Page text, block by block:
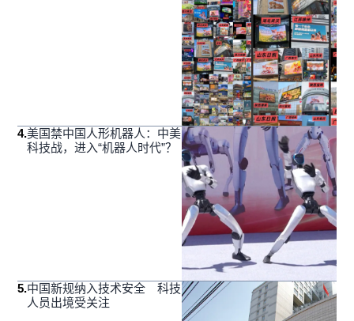
4.美国禁中国人形机器人：中美
科技战，进入“机器人时代”？
5.中国新规纳入技术安全 科技
人员出境受关注